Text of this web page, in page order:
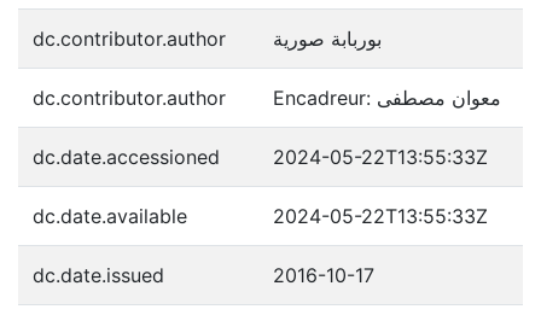
dc.contributor.author بوربابة صورية
dc.contributor.author Encadreur: معوان مصطفى
dc.date.accessioned 2024-05-22T13:55:33Z
dc.date.available 2024-05-22T13:55:33Z
dc.date.issued 2016-10-17